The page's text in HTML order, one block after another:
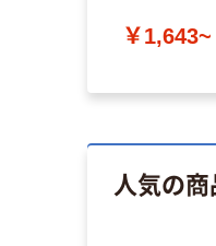
￥1,643~
人気の商